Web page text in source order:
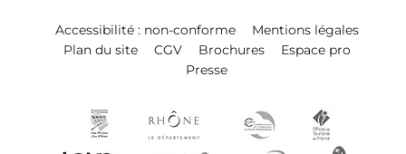
Accessibilité : non-conforme
Mentions légales
Plan du site
CGV Brochures
Espace pro
Presse